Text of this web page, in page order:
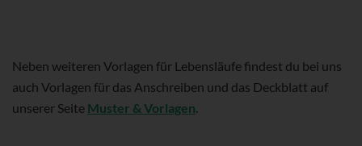
Neben weiteren Vorlagen für Lebensläufe findest du bei uns
auch Vorlagen für das Anschreiben und das Deckblatt auf
unserer Seite Muster & Vorlagen.